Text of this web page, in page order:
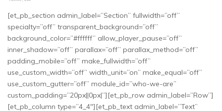
[et_pb_section admin_label=”Section” fullwidth=”off”
specialty=”off” transparent_background=”off”
background_color=”#ffffff” allow_player_pause=”off”
inner_shadow=”off” parallax=”off” parallax_method=”off”
padding_mobile=”off” make_fullwidth=”off”
use_custom_width=”off” width_unit=”on” make_equal=”off”
use_custom_gutter=”off” module_id=”who-we-are”
custom_padding=”20px||0px|”][et_pb_row admin_label=”Row”]
[et_pb_column type=”4_4″][et_pb_text admin_label=”Text”